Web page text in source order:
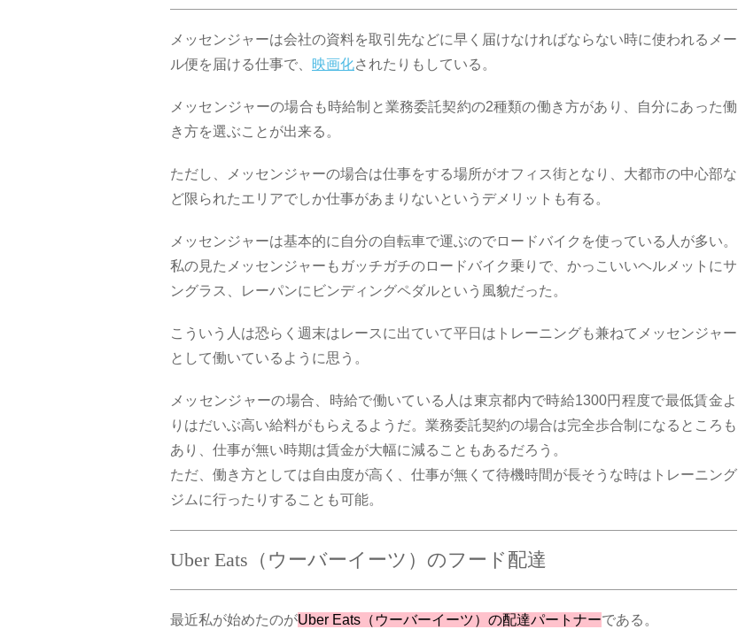
メッセンジャーは会社の資料を取引先などに早く届けなければならない時に使われるメー
ル便を届ける仕事で、 映画化されたりもしている。
メッセンジャーの場合も時給制と業務委託契約の2種類の働き方があり、自分にあった働
き方を選ぶことが出来る。
ただし、メッセンジャーの場合は仕事をする場所がオフィス街となり、大都市の中心部な
ど限られたエリアでしか仕事があまりないというデメリットも有る。
メッセンジャーは基本的に自分の自転車で運ぶのでロードバイクを使っている人が多い。
私の見たメッセンジャーもガッチガチのロードバイク乗りで、かっこいいヘルメットにサ
ングラス、レーパンにビンディングペダルという風貌だった。
こういう人は恐らく週末はレースに出ていて平日はトレーニングも兼ねてメッセンジャー
として働いているように思う。
メッセンジャーの場合、時給で働いている人は東京都内で時給1300円程度で最低賃金よ
りはだいぶ高い給料がもらえるようだ。業務委託契約の場合は完全歩合制になるところも
あり、仕事が無い時期は賃金が大幅に減ることもあるだろう。
ただ、働き方としては自由度が高く、仕事が無くて待機時間が長そうな時はトレーニング
ジムに行ったりすることも可能。
Uber Eats（ウーバーイーツ）のフード配達
最近私が始めたのがUber Eats（ウーバーイーツ）の配達パートナーである。